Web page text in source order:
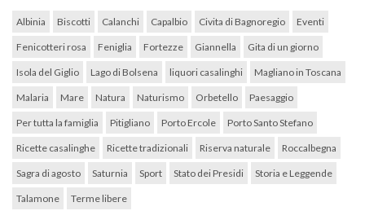
Albinia Biscotti Calanchi Capalbio Civita di Bagnoregio Eventi
Fenicotteri rosa Feniglia Fortezze Giannella Gita di un giorno
Isola del Giglio Lago di Bolsena liquori casalinghi Magliano in Toscana
Malaria Mare Natura Naturismo Orbetello Paesaggio
Per tutta la famiglia Pitigliano Porto Ercole Porto Santo Stefano
Ricette casalinghe Ricette tradizionali Riserva naturale Roccalbegna
Sagra di agosto Saturnia Sport Stato dei Presidi Storia e Leggende
Talamone Terme libere